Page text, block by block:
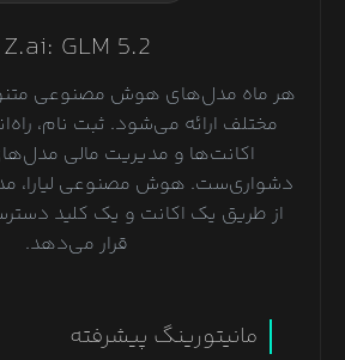
Z.ai: GLM 5.2
هر ماه مدل‌های هوش مصنوعی
مختلف ارائه می‌شود. ثبت نام،
اکانت‌ها و مدیریت مالی
دشواری‌ست. هوش مصنوعی لیارا،
از طریق یک اکانت و یک کلید
قرار می‌دهد.
مانیتورینگ پیشرفته